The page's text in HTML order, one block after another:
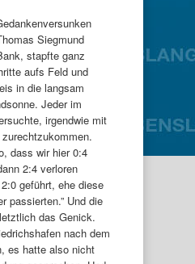
Siegmund
stapfte ganz
aufs Feld und
in die langsam
Jeder im
irgendwie mit
dass wir hier 0:4
2:4 verloren
geführt, ehe diese
passierten.” Und die
das Genick.
nach dem
es hatte also nicht